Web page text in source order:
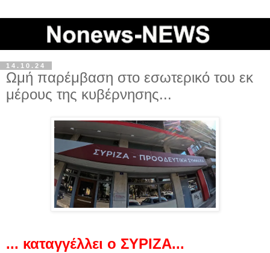
14.10.24
Ωμή παρέμβαση στο εσωτερικό του εκ
μέρους της κυβέρνησης...
... καταγγέλλει ο ΣΥΡΙΖΑ...